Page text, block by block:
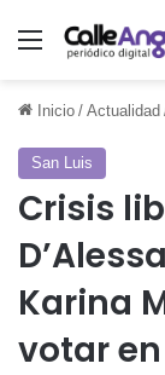
Menú
Inicio / Actualidad
San Luis
Crisis
Karina
votar